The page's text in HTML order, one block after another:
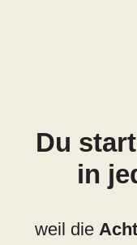
Du
in
weil die